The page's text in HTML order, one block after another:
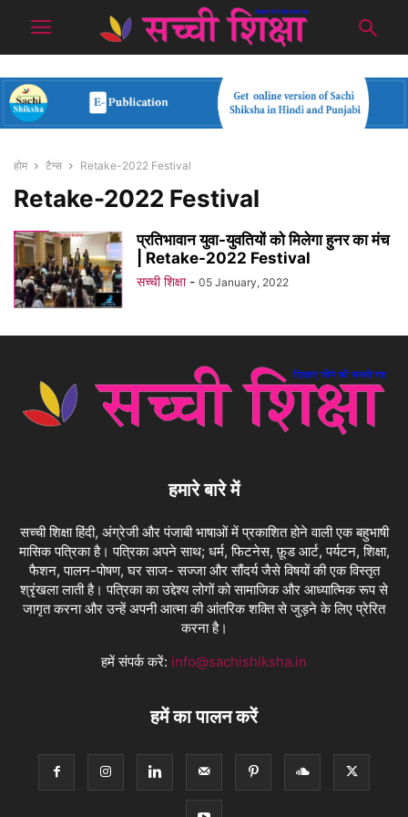
होम टैग्स Retake-2022 Festival
Retake-2022 Festival
प्रतिभावान युवा-युवतियों को मिलेगा हुनर का मंच
| Retake-2022 Festival
सच्ची शिक्षा - 05 January, 2022
हमारे बारे में
सच्ची शिक्षा हिंदी, अंग्रेजी और पंजाबी भाषाओं में प्रकाशित होने वाली एक बहुभाषी
मासिक पत्रिका है। पत्रिका अपने साथ; धर्म, फिटनेस, फ़ूड आर्ट, पर्यटन, शिक्षा,
फैशन, पालन-पोषण, घर साज- सज्जा और सौंदर्य जैसे विषयों की एक विस्तृत
श्रृंखला लाती है। पत्रिका का उद्देश्य लोगों को सामाजिक और आध्यात्मिक रूप से
जागृत करना और उन्हें अपनी आत्मा की आंतरिक शक्ति से जुड़ने के लिए प्रेरित
करना है।
हमें संपर्क करें: info@sachishiksha.in
हमें का पालन करें